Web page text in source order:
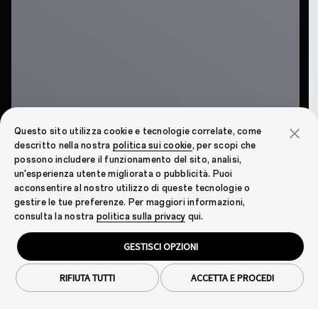
Questo sito utilizza cookie e tecnologie correlate, come
descritto nella nostra politica sui cookie, per scopi che
possono includere il funzionamento del sito, analisi,
un'esperienza utente migliorata o pubblicità. Puoi
acconsentire al nostro utilizzo di queste tecnologie o
gestire le tue preferenze. Per maggiori informazioni,
consulta la nostra politica sulla privacy qui.
GESTISCI OPZIONI
ACCETTA E PROCEDI
RIFIUTA TUTTI